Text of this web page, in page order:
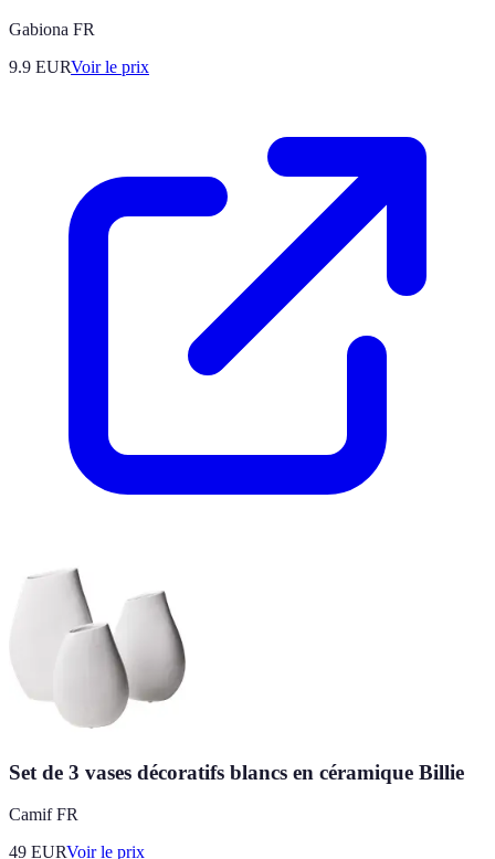
Gabiona FR
9.9 EURVoir le prix
Set de 3 vases décoratifs blancs en céramique Billie
Camif FR
49 EURVoir le prix